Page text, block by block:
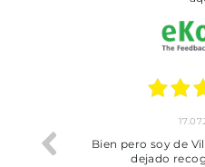
trobat
Bien pero soy de
dejado